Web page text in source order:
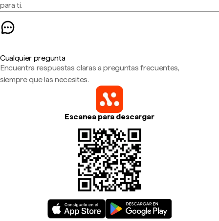
para ti.
Cualquier pregunta
Encuentra respuestas claras a preguntas frecuentes,
siempre que las necesites.
Escanea para descargar